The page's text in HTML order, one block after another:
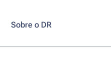
Sobre o DR